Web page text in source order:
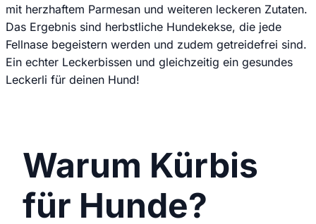
mit herzhaftem Parmesan und weiteren leckeren Zutaten.
Das Ergebnis sind herbstliche Hundekekse, die jede
Fellnase begeistern werden und zudem getreidefrei sind.
Ein echter Leckerbissen und gleichzeitig ein gesundes
Leckerli für deinen Hund!
Warum Kürbis
für Hunde?